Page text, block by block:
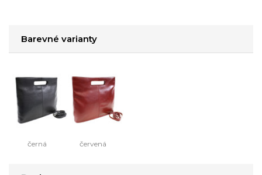
Barevné varianty
černá červená